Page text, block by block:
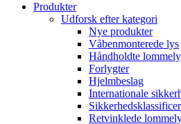
Produkter
Udforsk efter kategori
Nye produkter
Våbenmonterede lys
Håndholdte
Forlygter
Hjelmbeslag
Internationale
Retvinklede